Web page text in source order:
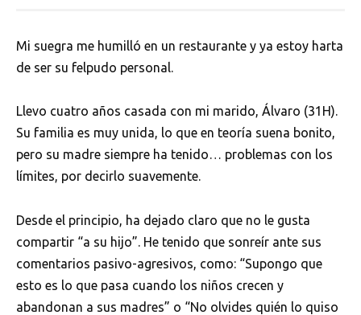
Mi suegra me humilló en un restaurante y ya estoy harta
de ser su felpudo personal.
Llevo cuatro años casada con mi marido, Álvaro (31H).
Su familia es muy unida, lo que en teoría suena bonito,
pero su madre siempre ha tenido… problemas con los
límites, por decirlo suavemente.
Desde el principio, ha dejado claro que no le gusta
compartir “a su hijo”. He tenido que sonreír ante sus
comentarios pasivo-agresivos, como: “Supongo que
esto es lo que pasa cuando los niños crecen y
abandonan a sus madres” o “No olvides quién lo quiso